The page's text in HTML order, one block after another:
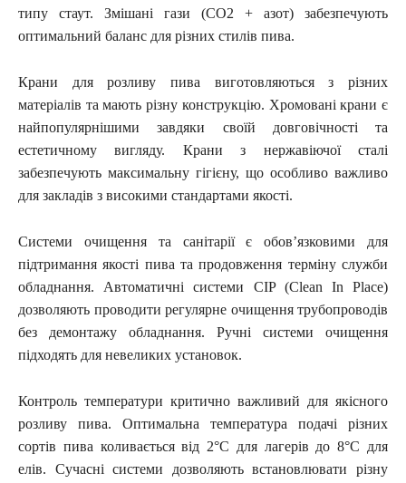
типу стаут. Змішані гази (CO2 + азот) забезпечують
оптимальний баланс для різних стилів пива.
Крани для розливу пива виготовляються з різних
матеріалів та мають різну конструкцію. Хромовані крани є
найпопулярнішими завдяки своїй довговічності та
естетичному вигляду. Крани з нержавіючої сталі
забезпечують максимальну гігієну, що особливо важливо
для закладів з високими стандартами якості.
Системи очищення та санітарії є обов’язковими для
підтримання якості пива та продовження терміну служби
обладнання. Автоматичні системи CIP (Clean In Place)
дозволяють проводити регулярне очищення трубопроводів
без демонтажу обладнання. Ручні системи очищення
підходять для невеликих установок.
Контроль температури критично важливий для якісного
розливу пива. Оптимальна температура подачі різних
сортів пива коливається від 2°C для лагерів до 8°C для
елів. Сучасні системи дозволяють встановлювати різну